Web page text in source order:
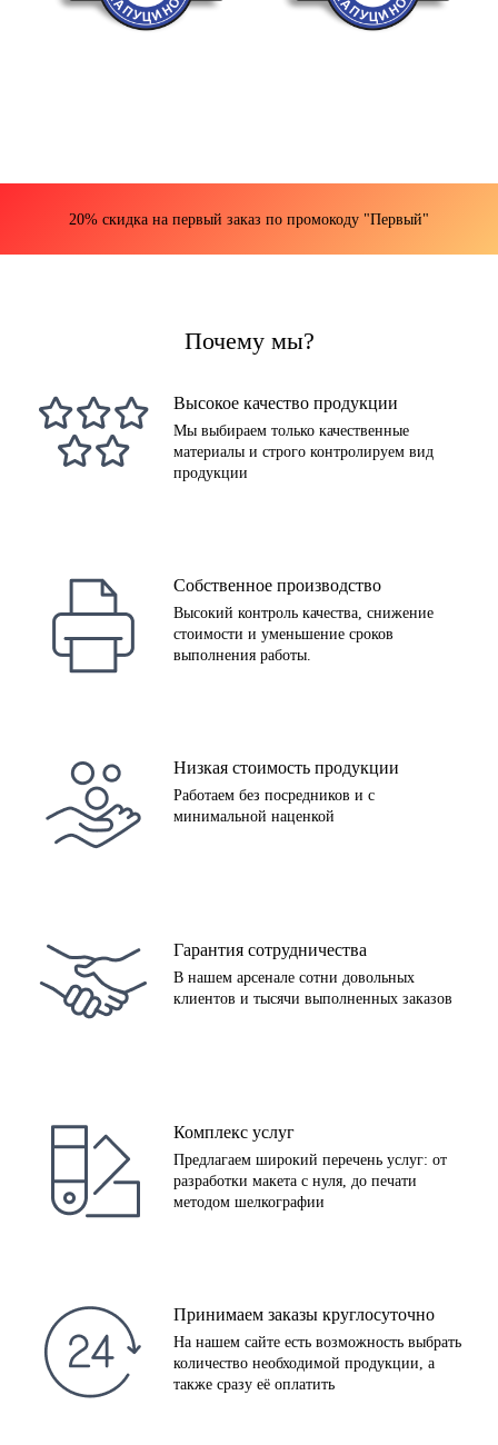
20% скидка на первый заказ по промокоду "Первый"
Почему мы?
Высокое качество продукции
Мы выбираем только качественные
материалы и строго контролируем вид
продукции
Собственное производство
Высокий контроль качества, снижение
стоимости и уменьшение сроков
выполнения работы.
Низкая стоимость продукции
Работаем без посредников и с
минимальной наценкой
Гарантия сотрудничества
В нашем арсенале сотни довольных
клиентов и тысячи выполненных заказов
Комплекс услуг
Предлагаем широкий перечень услуг: от
разработки макета с нуля, до печати
методом шелкографии
Принимаем заказы круглосуточно
На нашем сайте есть возможность выбрать
количество необходимой продукции, а
также сразу её оплатить